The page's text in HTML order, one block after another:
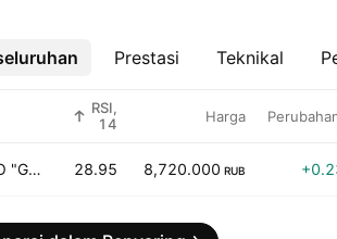
Prestasi Teknikal
RSI,
14
Harga
AO "GR Velikiy Novgorod" ORD 28.95 8,720.000 RUB